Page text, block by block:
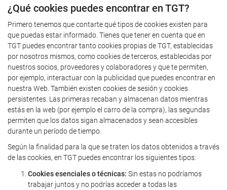
¿Qué cookies puedes encontrar en TGT?
Primero tenemos que contarte qué tipos de cookies existen para
que puedas estar informado. Tienes que tener en cuenta que en
TGT puedes encontrar tanto cookies propias de TGT, establecidas
por nosotros mismos, como cookies de terceros, establecidas por
nuestros socios, proveedores y colaboradores y que te permiten,
por ejemplo, interactuar con la publicidad que puedes encontrar en
nuestra Web. También existen cookies de sesión y cookies
persistentes. Las primeras recaban y almacenan datos mientras
estás en la web (por ejemplo el carro de la compra), las segundas
permiten que los datos sigan almacenados y sean accesibles
durante un período de tiempo.
Según la finalidad para la que se traten los datos obtenidos a través
de las cookies, en TGT puedes encontrar los siguientes tipos:
Cookies esenciales o técnicas: Sin estas no podríamos
trabajar juntos y no podrías acceder a todas las